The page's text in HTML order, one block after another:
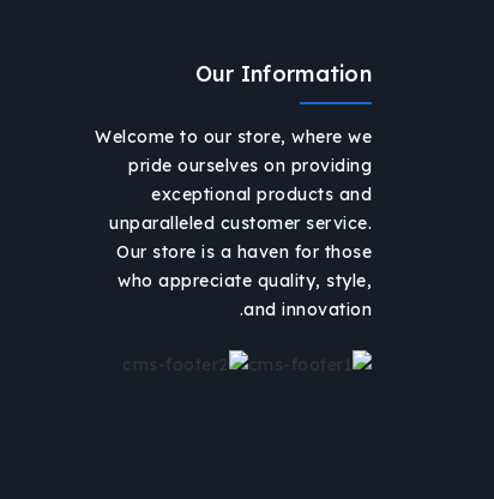
Our Information
Welcome to our store, where we
pride ourselves on providing
exceptional products and
unparalleled customer service.
Our store is a haven for those
who appreciate quality, style,
and innovation.